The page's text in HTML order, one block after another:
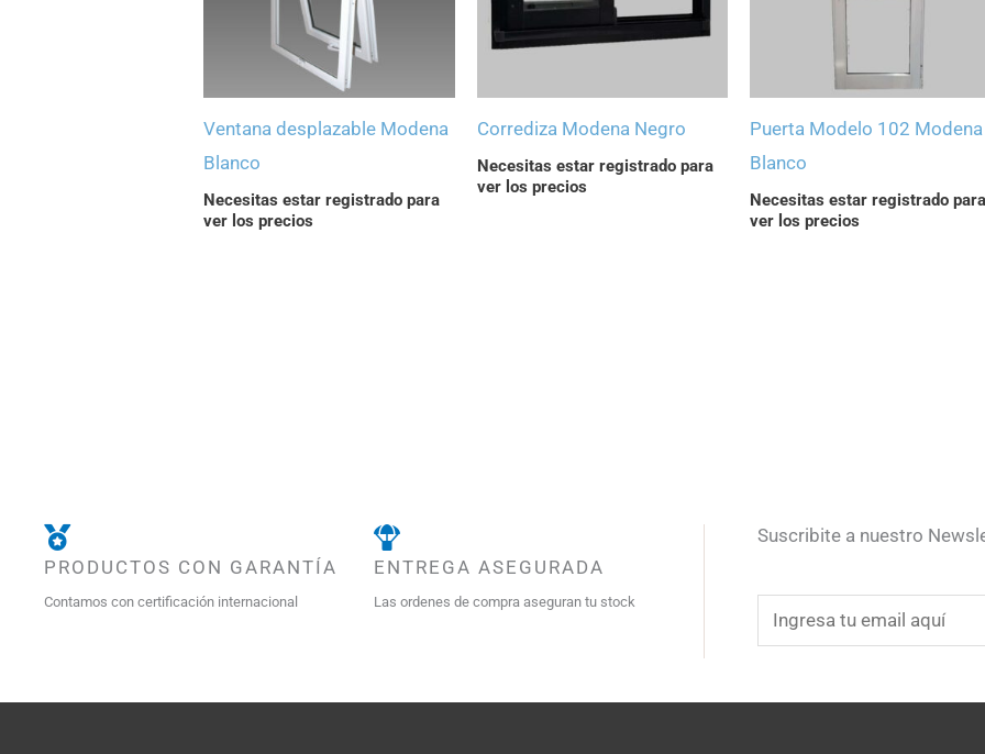
Ventana desplazable Modena
Blanco
Necesitas estar registrado para
ver los precios
Corrediza Modena Negro
Necesitas estar registrado para
ver los precios
Puerta Modelo 102 Modena
Blanco
Necesitas estar registrado para
ver los precios
PRODUCTOS CON GARANTÍA
Contamos con certificación internacional
ENTREGA ASEGURADA
Las ordenes de compra aseguran tu stock
Suscribite a nuestro
m